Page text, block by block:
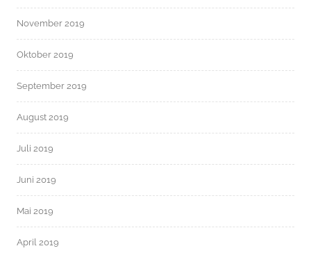
November 2019
Oktober 2019
September 2019
August 2019
Juli 2019
Juni 2019
Mai 2019
April 2019